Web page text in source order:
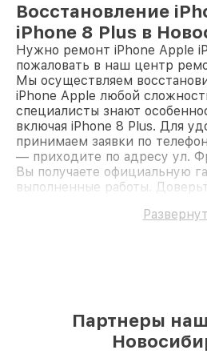
Восстановление
iPhone 8 Plus в
Нужно ремонт iPhone Apple
пожаловать в наш центр
Мы осуществляем
iPhone Apple любой
специалисты знают
включая iPhone 8 Plus. Для
принимаем заявки по
— приходите по адресу ул.
Вы получаете официальную
выполненные работы.
Партнеры